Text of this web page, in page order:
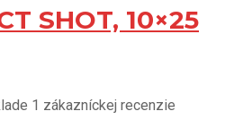
SHOT, 10×25
1 zákazníckej recenzie